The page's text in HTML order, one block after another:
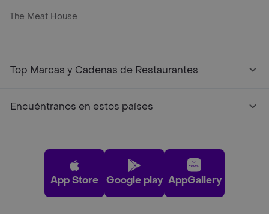
The Meat House
Top Marcas y Cadenas de Restaurantes
Encuéntranos en estos países
App Store Google play AppGallery